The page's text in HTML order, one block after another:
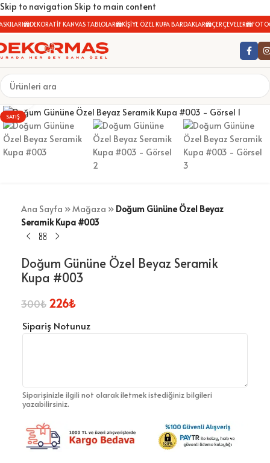
Skip to navigation Skip to main content
DEKORATİF KANVAS TABLOLAR KİŞİYE ÖZEL KUPA BARDAKLAR ÇERÇEVELER
SATIŞ
Büyütmek için tıklayın
Ana Sayfa »Mağaza » Doğum Gününe Özel Beyaz
Seramik Kupa #003
Doğum Gününe Özel Beyaz Seramik
Kupa #003
300₺ 226₺
Sipariş Notunuz
Siparişinizle ilgili not olarak iletmek istediğiniz bilgileri
yazabilirsiniz.